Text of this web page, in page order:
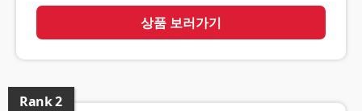
상품 보러가기
Rank2